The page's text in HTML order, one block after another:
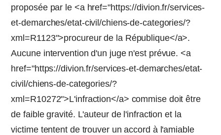
proposée par le <a href="https://divion.fr/services-
et-demarches/etat-civil/chiens-de-categories/?
xml=R1123">procureur de la République</a>.
Aucune intervention d'un juge n'est prévue. <a
href="https://divion.fr/services-et-demarches/etat-
civil/chiens-de-categories/?
xml=R10272">L'infraction</a> commise doit être
de faible gravité. L'auteur de l'infraction et la
victime tentent de trouver un accord à l'amiable